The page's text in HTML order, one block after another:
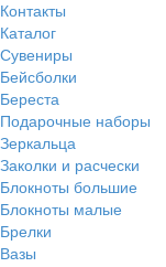
Контакты
Каталог
Сувениры
Бейсболки
Береста
Подарочные наборы
Зеркальца
Заколки и расчески
Блокноты большие
Блокноты малые
Брелки
Вазы